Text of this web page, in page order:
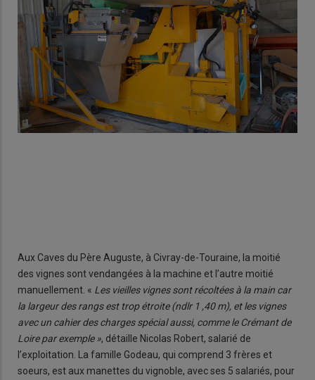
Aux Caves du Père Auguste, à Civray-de-Touraine, la moitié
des vignes sont vendangées à la machine et l’autre moitié
manuellement. « Les vieilles vignes sont récoltées à la main car
la largeur des rangs est trop étroite (ndlr 1 ,40 m), et les vignes
avec un cahier des charges spécial aussi, comme le Crémant de
Loire par exemple », détaille Nicolas Robert, salarié de
l’exploitation. La famille Godeau, qui comprend 3 frères et
soeurs, est aux manettes du vignoble, avec ses 5 salariés, pour